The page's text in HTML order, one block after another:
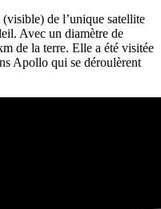
de l’unique satellite
Avec un diamètre de
de la terre. Elle a été visitée
Apollo qui se déroulèrent